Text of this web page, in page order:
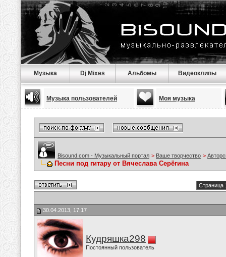
Музыка Dj Mixes Альбомы Видеоклипы
Музыка пользователей Моя музыка
Bisound.com - Музыкальный портал > Ваше творчество >
Песни под гитару от Вячеслава Серёгина
Страница
30.04.2013, 17:17
Кудряшка298
Постоянный пользователь